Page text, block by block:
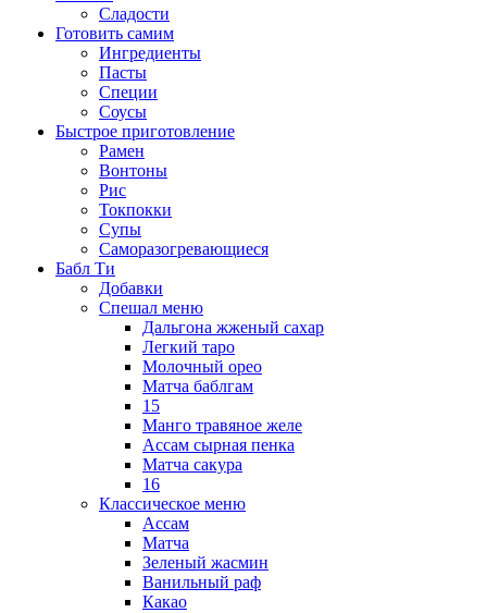
Сладости
Готовить самим
Ингредиенты
Пасты
Специи
Соусы
Быстрое приготовление
Рамен
Вонтоны
Рис
Токпокки
Супы
Саморазогревающиеся
Бабл Ти
Добавки
Спешал меню
Дальгона жженый сахар
Легкий таро
Молочный орео
Матча баблгам
15
Манго травяное желе
Ассам сырная пенка
Матча сакура
16
Классическое меню
Ассам
Матча
Зеленый жасмин
Ванильный раф
Какао